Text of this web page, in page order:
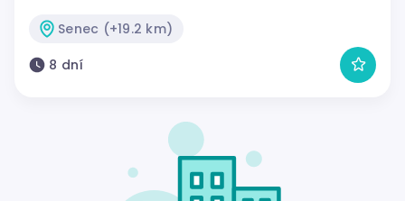
Senec (+19.2 km)
8 dní